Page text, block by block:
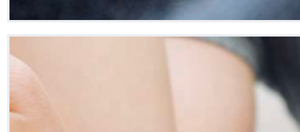
‘L’Anonyme